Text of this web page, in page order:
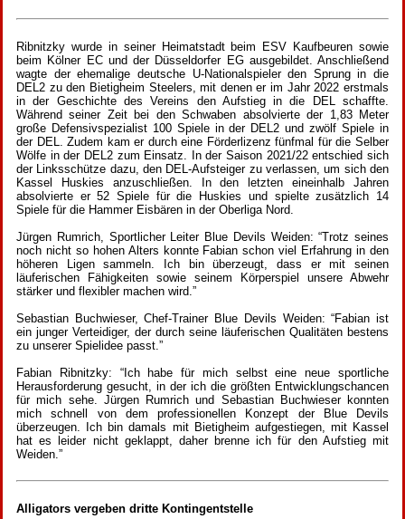
Ribnitzky wurde in seiner Heimatstadt beim ESV Kaufbeuren sowie
beim Kölner EC und der Düsseldorfer EG ausgebildet. Anschließend
wagte der ehemalige deutsche U-Nationalspieler den Sprung in die
DEL2 zu den Bietigheim Steelers, mit denen er im Jahr 2022 erstmals
in der Geschichte des Vereins den Aufstieg in die DEL schaffte.
Während seiner Zeit bei den Schwaben absolvierte der 1,83 Meter
große Defensivspezialist 100 Spiele in der DEL2 und zwölf Spiele in
der DEL. Zudem kam er durch eine Förderlizenz fünfmal für die Selber
Wölfe in der DEL2 zum Einsatz. In der Saison 2021/22 entschied sich
der Linksschütze dazu, den DEL-Aufsteiger zu verlassen, um sich den
Kassel Huskies anzuschließen. In den letzten eineinhalb Jahren
absolvierte er 52 Spiele für die Huskies und spielte zusätzlich 14
Spiele für die Hammer Eisbären in der Oberliga Nord.
Jürgen Rumrich, Sportlicher Leiter Blue Devils Weiden: “Trotz seines
noch nicht so hohen Alters konnte Fabian schon viel Erfahrung in den
höheren Ligen sammeln. Ich bin überzeugt, dass er mit seinen
läuferischen Fähigkeiten sowie seinem Körperspiel unsere Abwehr
stärker und flexibler machen wird.”
Sebastian Buchwieser, Chef-Trainer Blue Devils Weiden: “Fabian ist
ein junger Verteidiger, der durch seine läuferischen Qualitäten bestens
zu unserer Spielidee passt.”
Fabian Ribnitzky: “Ich habe für mich selbst eine neue sportliche
Herausforderung gesucht, in der ich die größten Entwicklungschancen
für mich sehe. Jürgen Rumrich und Sebastian Buchwieser konnten
mich schnell von dem professionellen Konzept der Blue Devils
überzeugen. Ich bin damals mit Bietigheim aufgestiegen, mit Kassel
hat es leider nicht geklappt, daher brenne ich für den Aufstieg mit
Weiden.”
Alligators vergeben dritte Kontingentstelle